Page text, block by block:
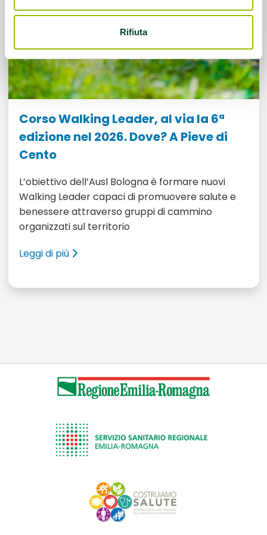
Rifiuta
Corso Walking Leader, al via la 6ª
edizione nel 2026. Dove? A Pieve di
Cento
L’obiettivo dell’Ausl Bologna è formare nuovi
Walking Leader capaci di promuovere salute e
benessere attraverso gruppi di cammino
organizzati sul territorio
Leggi di più